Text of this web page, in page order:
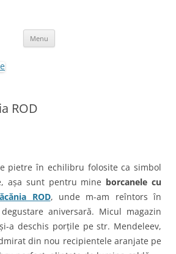
Menu
ROD
pietre în echilibru folosite ca simbol
așa sunt pentru mine borcanele cu
ROD, unde m-am reîntors în
aniversară. Micul magazin
a deschis porțile pe str. Mendeleev,
din nou recipientele aranjate pe